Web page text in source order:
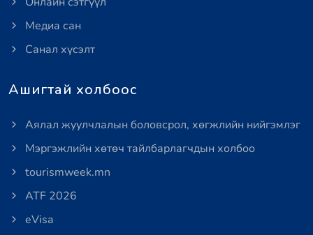
Медиа сан
Санал хүсэлт
Ашигтай холбоос
Аялал жуулчлалын боловсрол, хөгжлийн нийгэмлэг
Мэргэжлийн хөтөч тайлбарлагчдын холбоо
tourismweek.mn
ATF 2026
eVisa